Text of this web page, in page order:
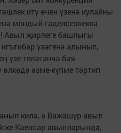
итү өчен үзенә кулайны
мондый гаделсезлеккә
Авыл җирлеге башлыгы
үзәгенә алынып,
үзе теләгәнчә бәя
өлкәдә әзме-күпме тәртип
килә, ә Важашур авыл
Каенсар авылларында,